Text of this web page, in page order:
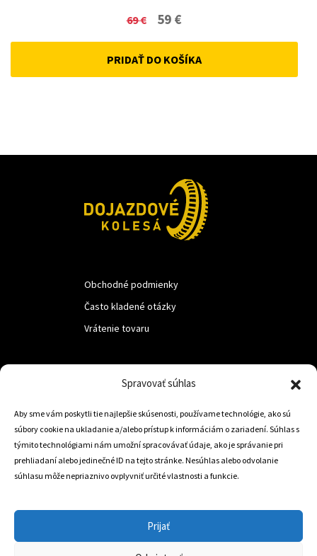
Spravovať súhlas
Aby sme vám poskytli tie najlepšie skúsenosti, používame technológie, ako sú
súbory cookie na ukladanie a/alebo prístup k informáciám o zariadení. Súhlas s
týmito technológiami nám umožní spracovávať údaje, ako je správanie pri
prehliadaní alebo jedinečné ID na tejto stránke. Nesúhlas alebo odvolanie
súhlasu môže nepriaznivo ovplyvniť určité vlastnosti a funkcie.
Prijať
69€
Original
price
was:
59 €
price
is:
PRIDAŤ DO KOŠÍKA
Obchodné podmienky
Často kladené otázky
Vrátenie tovaru
Trstená 02801
+421 905 806 234